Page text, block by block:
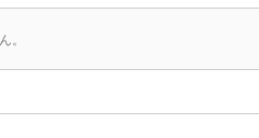
。